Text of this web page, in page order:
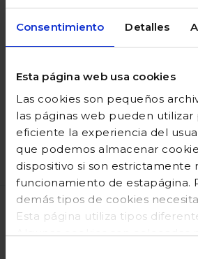
Consentimiento Detalles
Esta página web usa cookies
Las cookies son pequeños
las páginas web pueden utilizar
eficiente la experiencia del
que podemos almacenar
dispositivo si son estrictamente
funcionamiento de estapágina.
demás tipos de cookies
Esta página utiliza tipos
Algunas cookies son colocadas
Camisa de manga
Precio reducido desde
36,99 €
Añadir
Valoración del cliente 3,1 de 5
VENTAJAS